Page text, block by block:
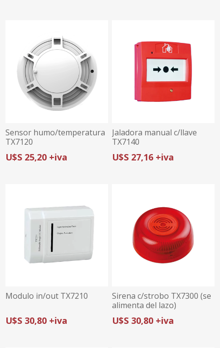
Sensor humo/temperatura
TX7120
U$S 25,20 +iva
Jaladora manual c/llave
TX7140
U$S 27,16 +iva
Modulo in/out TX7210
U$S 30,80 +iva
Sirena c/strobo TX7300 (se
alimenta del lazo)
U$S 30,80 +iva